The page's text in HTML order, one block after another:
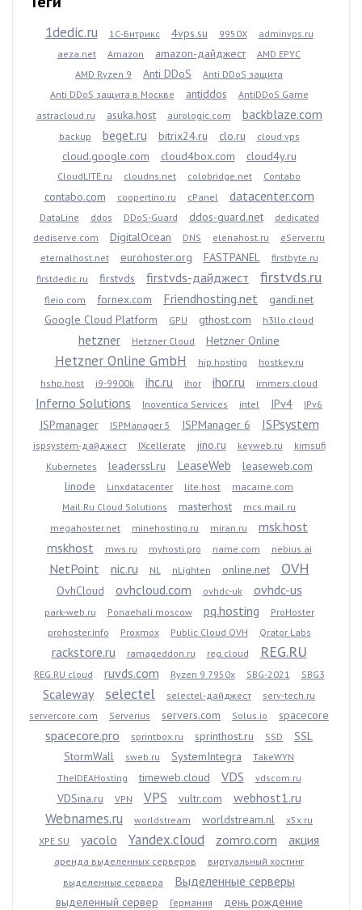
1dedic.ru 1С-Битрикс 4vps.su 9950X
adminvps.ru
aeza.net
Amazon amazon-дайджест
AMD EPYC
AMD Ryzen 9
Anti DDoS
Anti DDoS защита
Anti DDoS защита в Москве
antiddos
AntiDDoS Game
astracloud.ru
asuka.host aurologic.com backblaze.com
backup beget.ru bitrix24.ru clo.ru cloud vps
cloud.google.com cloud4box.com cloud4y.ru
CloudLITE.ru cloudns.net colobridge.net Contabo
contabo.com coopertino.ru cPanel datacenter.com
DataLine ddos DDoS-Guard ddos-guard.net
dedicated
dediserve.com
DigitalOcean DNS elenahost.ru
eServer.ru
eternalhost.net
eurohoster.org FASTPANEL
firstbyte.ru
firstdedic.ru
firstvds firstvds-дайджест firstvds.ru
fleio.com fornex.com Friendhosting.net
gandi.net
Google Cloud Platform
GPU gthost.com h3llo.cloud
hetzner Hetzner Cloud Hetzner Online
Hetzner Online GmbH hip.hosting
hostkey.ru
hshp.host
i9-9900k ihc.ru ihor ihor.ru immers.cloud
Inferno Solutions Inoventica Services intel IPv4 IPv6
ISPmanager ISPManager 5 ISPManager 6 ISPsystem
ispsystem-дайджест IXcellerate jino.ru keyweb.ru
kimsufi
Kubernetes
leaderssl.ru LeaseWeb
leaseweb.com
linode
Linxdatacenter lite.host
macarne.com
Mail.Ru Cloud Solutions
masterhost
mcs.mail.ru
megahoster.net
minehosting.ru miran.ru
msk.host
mskhost
mws.ru myhosti.pro name.com nebius.ai
NetPoint nic.ru NL nLighten online.net OVH
OvhCloud ovhcloud.com ovhdc-uk ovhdc-us
park-web.ru Ponaehali.moscow pq.hosting
ProHoster
prohoster.info
Proxmox Public Cloud OVH Qrator Labs
rackstore.ru ramageddon.ru reg.cloud REG.RU
REG.RU cloud ruvds.com Ryzen 9 7950x SBG-2021 SBG3
Scaleway selectel selectel-дайджест
serv-tech.ru
servercore.com
Serverius servers.com Solus.io spacecore
spacecore.pro sprintbox.ru sprinthost.ru SSD
SSL
StormWall
sweb.ru SystemIntegra
TakeWYN
TheIDEAHosting
timeweb.cloud VDS vdscom.ru
VDSina.ru VPN VPS vultr.com webhost1.ru
Webnames.ru worldstream worldstream.nl
x5x.ru
XPE.SU
yacolo Yandex.cloud zomro.com акция
аренда выделенных серверов
виртуальный хостинг
выделенные сервера
Выделенные серверы
выделенный сервер Германия день рождение